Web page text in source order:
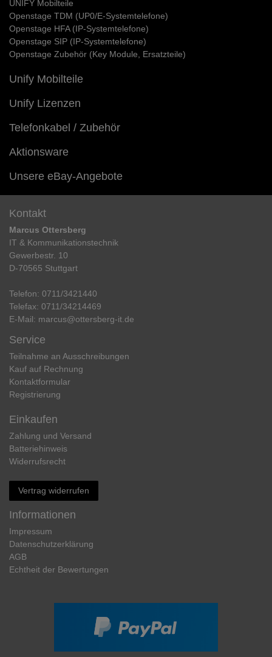
UNIFY Mobilteile
Openstage TDM (UP0/E-Systemtelefone)
Openstage HFA (IP-Systemtelefone)
Openstage SIP (IP-Systemtelefone)
Openstage Zubehör (Key Module, Ersatzteile)
Unify Mobilteile
Unify Lizenzen
Telefonkabel / Zubehör
Aktionsware
Unsere eBay-Angebote
Kontakt
Marcus Ottersberg
IT & Kommunikationstechnik
Gewerbestr. 10
D-70565 Stuttgart
Telefon: 0711/3421440
Telefax: 0711/34214469
E-Mail: marcus@ottersberg-it.de
Service
Teilnahme an Ausschreibungen
Kauf auf Rechnung
Kontaktformular
Registrierung
Einkaufen
Zahlung und Versand
Batteriehinweis
Widerrufs­recht
Vertrag widerrufen
Informationen
Impressum
Daten­schutz­erklärung
AGB
Echtheit der Bewertungen